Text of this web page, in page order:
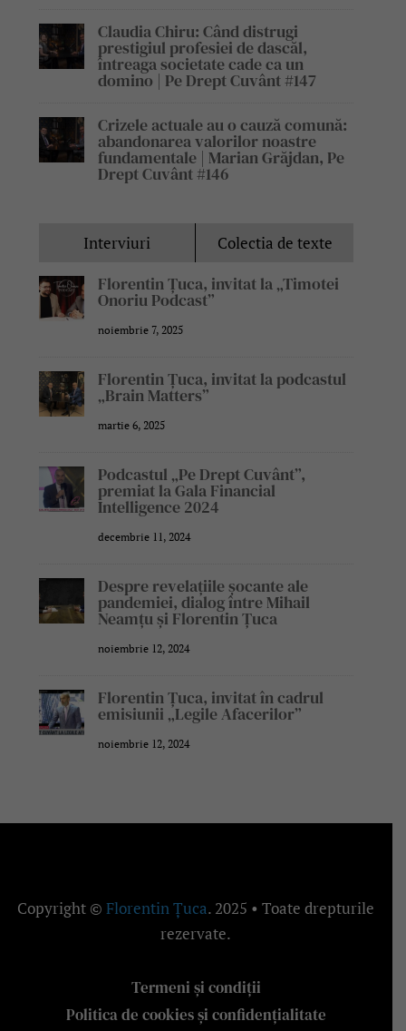
Claudia Chiru: Când distrugi
prestigiul profesiei de dascăl,
întreaga societate cade ca un
domino | Pe Drept Cuvânt #147
Crizele actuale au o cauză comună:
abandonarea valorilor noastre
fundamentale | Marian Grăjdan, Pe
Drept Cuvânt #146
Interviuri Colectia de texte
Florentin Țuca, invitat la „Timotei
Onoriu Podcast”
noiembrie 7, 2025
Florentin Țuca, invitat la podcastul
„Brain Matters”
martie 6, 2025
Podcastul „Pe Drept Cuvânt”,
premiat la Gala Financial
Intelligence 2024
decembrie 11, 2024
Despre revelațiile șocante ale
pandemiei, dialog între Mihail
Neamțu și Florentin Țuca
noiembrie 12, 2024
Florentin Țuca, invitat în cadrul
emisiunii „Legile Afacerilor”
noiembrie 12, 2024
Copyright ©Florentin Țuca. 2025 • Toate drepturile
rezervate.
Termeni și condiții
Politica de cookies și confidențialitate